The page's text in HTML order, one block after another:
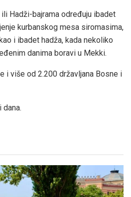
Hadži-bajrama određuju ibadet
kurbanskog mesa siromasima,
i ibadet hadža, kada nekoliko
danima boravi u Mekki.
i više od 2.200 državljana Bosne i
dana.